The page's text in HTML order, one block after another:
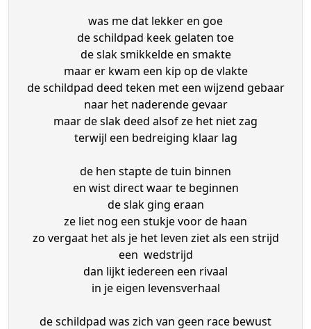
was me dat lekker en goe
de schildpad keek gelaten toe
de slak smikkelde en smakte
maar er kwam een kip op de vlakte
de schildpad deed teken met een wijzend gebaar
naar het naderende gevaar
maar de slak deed alsof ze het niet zag
terwijl een bedreiging klaar lag
de hen stapte de tuin binnen
en wist direct waar te beginnen
de slak ging eraan
ze liet nog een stukje voor de haan
zo vergaat het als je het leven ziet als een strijd
een wedstrijd
dan lijkt iedereen een rivaal
in je eigen levensverhaal
de schildpad was zich van geen race bewust